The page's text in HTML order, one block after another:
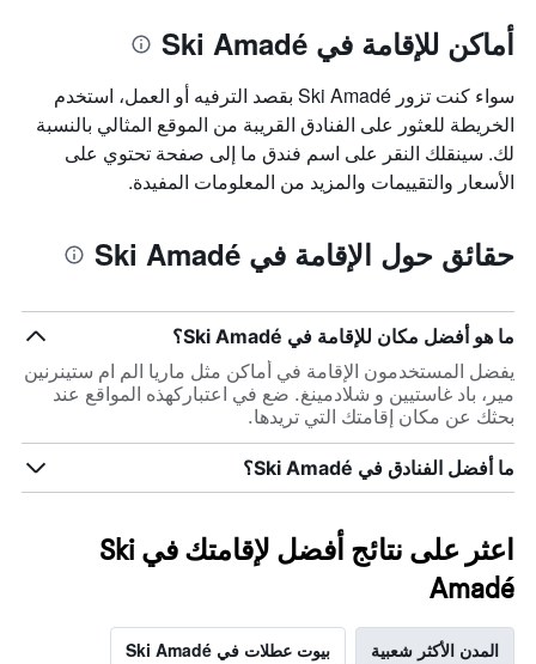
أماكن للإقامة في Ski Amadé
سواء كنت تزور Ski Amadé بقصد الترفيه أو العمل، استخدم
الخريطة للعثور على الفنادق القريبة من الموقع المثالي بالنسبة
لك. سينقلك النقر على اسم فندق ما إلى صفحة تحتوي على
الأسعار والتقييمات والمزيد من المعلومات المفيدة.
حقائق حول الإقامة في Ski Amadé
ما هو أفضل مكان للإقامة في Ski Amadé؟
يفضل المستخدمون الإقامة في أماكن مثل ماريا الم ام ستينرنين
مير، باد غاستيين و شلادمينغ. ضع في اعتباركهذه المواقع عند
بحثك عن مكان إقامتك التي تريدها.
ما أفضل الفنادق في Ski Amadé؟
اعثر على نتائج أفضل لإقامتك في Ski
Amadé
المدن الأكثر شعبية بيوت عطلات في Ski Amadé